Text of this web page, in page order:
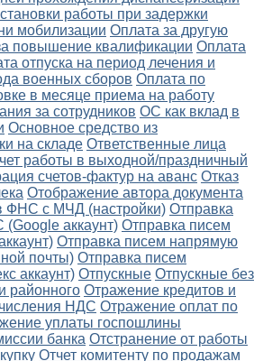
работы при задержки
мобилизации Оплата за другую
повышение квалификации Оплата
отпуска на период лечения и
военных сборов Оплата по
в месяце приема на работу
за сотрудников ОС как вклад в
Основное средство из
на складе Ответственные лица
работы в выходной/праздничный
счетов-фактур на аванс Отказ
Отображение автора документа
ФНС с МЧД (настройки) Отправка
аккаунт) Отправка писем
Отправка писем напрямую
почты) Отправка писем
аккаунт) Отпускные Отпускные без
районного Отражение кредитов и
НДС Отражение оплат по
уплаты госпошлины
банка Отстранение от работы
Отчет комитенту по продажам